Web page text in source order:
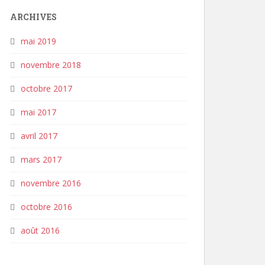
ARCHIVES
mai 2019
novembre 2018
octobre 2017
mai 2017
avril 2017
mars 2017
novembre 2016
octobre 2016
août 2016